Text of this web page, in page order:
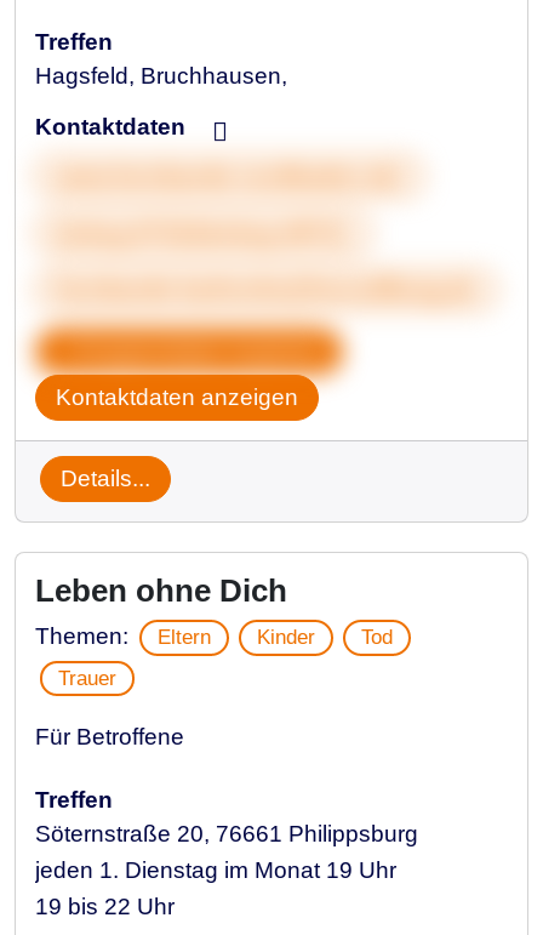
Treffen
Hagsfeld, Bruchhausen,
Kontaktdaten
Kontaktdaten anzeigen
Details...
Leben ohne Dich
Themen: Eltern Kinder
Tod
Trauer
Für Betroffene
Treffen
Söternstraße 20, 76661 Philippsburg
jeden 1. Dienstag im Monat 19 Uhr
19 bis 22 Uhr